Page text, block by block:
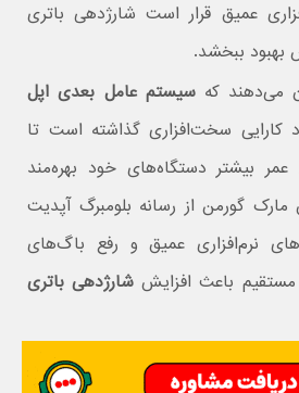
عمیق قرار است شارژدهی باتری
بهبود ببخشد.
می‌دهند کهسیستم عامل بعدی اپل
کارایی سخت‌افزاری گذاشته است تا
عمر بیشتر دستگاه‌های خود بهره‌مند
گورمن از رسانه بلومبرگ آپدیت
نرم‌افزاری عمیق و رفع باگ‌های
باعث افزایش شارژدهی باتری